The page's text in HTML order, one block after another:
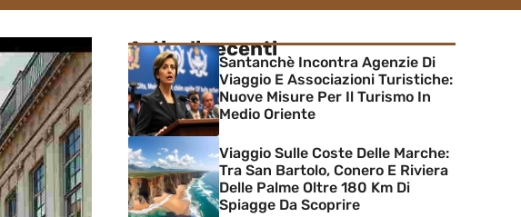
Articoli recenti
Santanchè Incontra Agenzie Di
Viaggio E Associazioni Turistiche:
Nuove Misure Per Il Turismo In
Medio Oriente
Viaggio Sulle Coste Delle Marche:
Tra San Bartolo, Conero E Riviera
Delle Palme Oltre 180 Km Di
Spiagge Da Scoprire